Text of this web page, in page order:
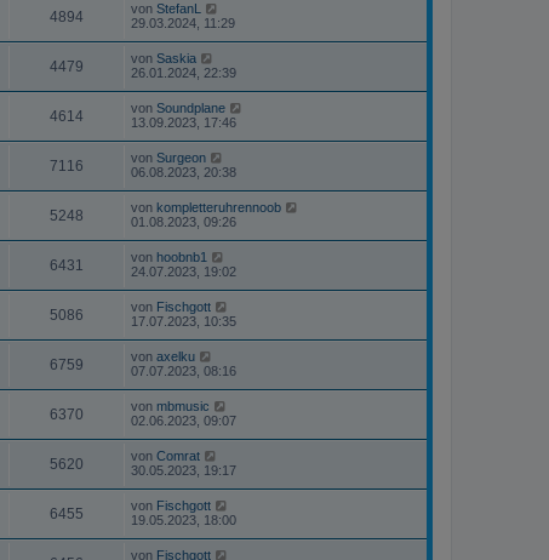
4894 von StefanL
29.03.2024, 11:29
4479 von Saskia
26.01.2024, 22:39
4614 von Soundplane
13.09.2023, 17:46
7116 von Surgeon
06.08.2023, 20:38
5248 von kompletteruhrennoob
01.08.2023, 09:26
6431 von hoobnb1
24.07.2023, 19:02
5086 von Fischgott
17.07.2023, 10:35
6759 von axelku
07.07.2023, 08:16
6370 von mbmusic
02.06.2023, 09:07
5620 von Comrat
30.05.2023, 19:17
6455 von Fischgott
19.05.2023, 18:00
von Fischgott